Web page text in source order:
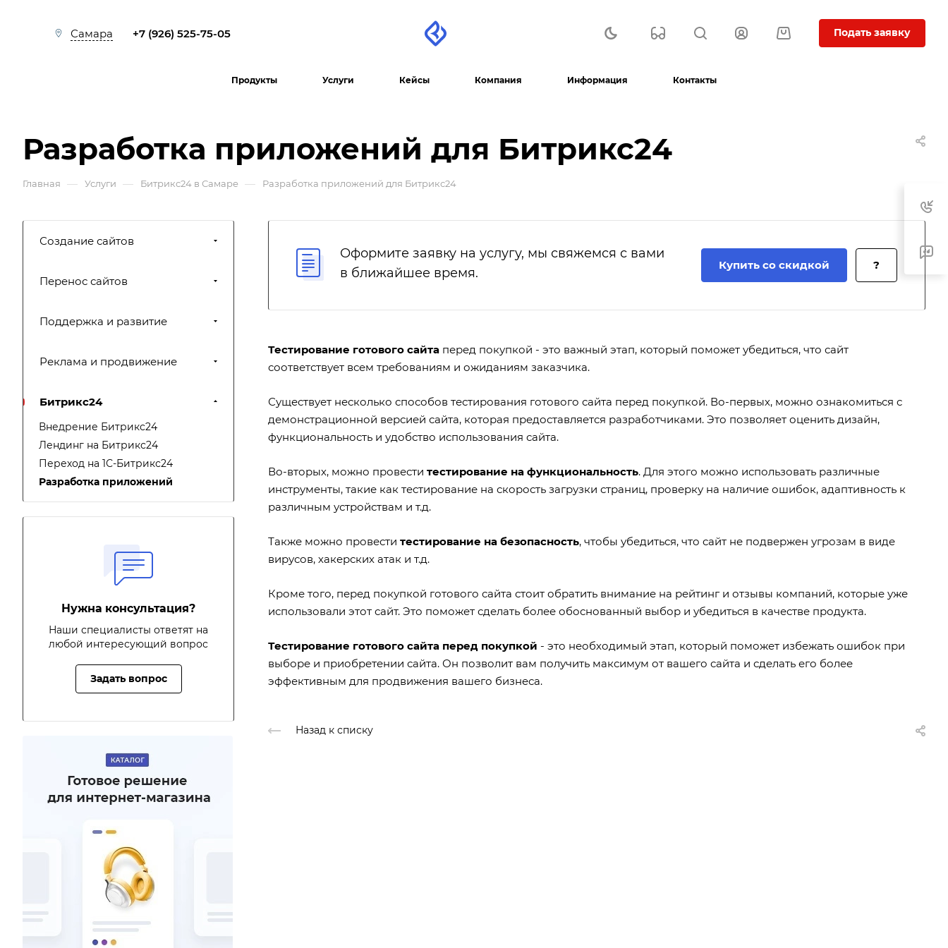
Самара +7 (926) 525-75-05 Подать заявку
Продукты Услуги Кейсы Компания Информация Контакты
Разработка приложений для Битрикс24
Главная — Услуги — Битрикс24 в Самаре — Разработка приложений для Битрикс24
Оформите заявку на услугу, мы свяжемся с вами
в ближайшее время.
Купить со скидкой ?
Тестирование готового сайта перед покупкой - это важный этап, который поможет убедиться, что сайт
соответствует всем требованиям и ожиданиям заказчика.
Существует несколько способов тестирования готового сайта перед покупкой. Во-первых, можно ознакомиться с
демонстрационной версией сайта, которая предоставляется разработчиками. Это позволяет оценить дизайн,
функциональность и удобство использования сайта.
Во-вторых, можно провести тестирование на функциональность. Для этого можно использовать различные
инструменты, такие как тестирование на скорость загрузки страниц, проверку на наличие ошибок, адаптивность к
различным устройствам и т.д.
Также можно провести тестирование на безопасность, чтобы убедиться, что сайт не подвержен угрозам в виде
вирусов, хакерских атак и т.д.
Кроме того, перед покупкой готового сайта стоит обратить внимание на рейтинг и отзывы компаний, которые уже
использовали этот сайт. Это поможет сделать более обоснованный выбор и убедиться в качестве продукта.
Тестирование готового сайта перед покупкой - это необходимый этап, который поможет избежать ошибок при
выборе и приобретении сайта. Он позволит вам получить максимум от вашего сайта и сделать его более
эффективным для продвижения вашего бизнеса.
Назад к списку
Создание сайтов
Перенос сайтов
Поддержка и развитие
Реклама и продвижение
Битрикс24
Внедрение Битрикс24
Лендинг на Битрикс24
Переход на 1С-Битрикс24
Разработка приложений
Нужна консультация?
Наши специалисты ответят на
любой интересующий вопрос
Задать вопрос